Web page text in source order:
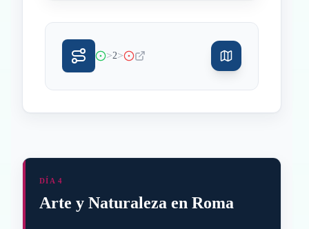
>2>
DÍA 4
Arte y Naturaleza en Roma